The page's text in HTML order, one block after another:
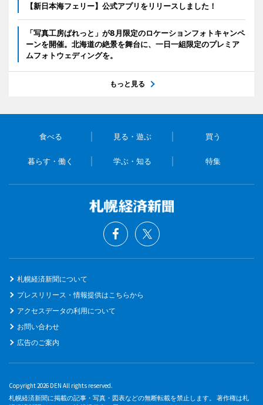
【新日本海フェリー】公式アプリをリリースしました！
「写真工房ぱれっと」が8月限定のロケーションフォトキャンペ
ーンを開催。北海道の絶景を舞台に、一日一組限定のプレミア
ムフォトウェディングを。
もっと見る
食べる 見る・遊ぶ 買う
暮らす・働く 学ぶ・知る 特集
札幌経済新聞について
プレスリリース・情報提供はこちらから
アクセスデータの利用について
お問い合わせ
広告のご案内
Copyright 2026 DEN All rights reserved.
札幌経済新聞に掲載の記事・写真・図表などの無断転載を禁止します。 著作権は札